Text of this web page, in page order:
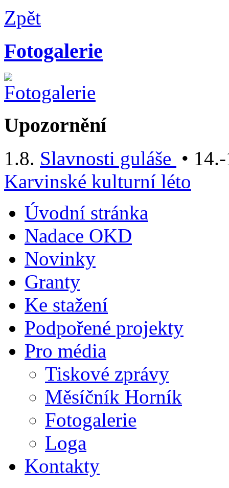
Zpět
Fotogalerie
Upozornění
1.8. Slavnosti guláše •
Karvinské kulturní léto
Úvodní stránka
Nadace OKD
Novinky
Granty
Ke stažení
Podpořené projekty
Pro média
Tiskové zprávy
Měsíčník Horník
Fotogalerie
Loga
Kontakty